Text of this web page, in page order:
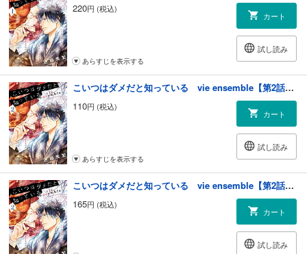
220円 (税込)
カート
試し読み
あらすじを表示する
こいつはダメだと知っている vie ensemble【第2話前編】【特典付き】
110円 (税込)
カート
試し読み
あらすじを表示する
こいつはダメだと知っている vie ensemble【第2話後編】【特典付き】
165円 (税込)
カート
試し読み